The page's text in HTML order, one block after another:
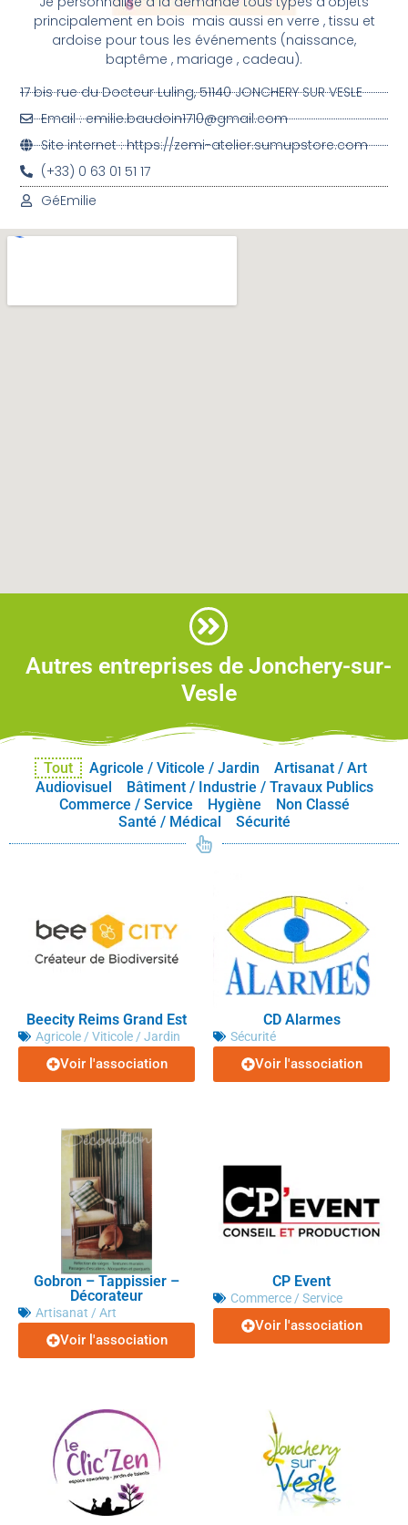
principalement en bois mais aussi en verre , tissu et
ardoise pour tous les événements (naissance,
baptême , mariage , cadeau).
17 bis rue du Docteur Luling, 51140 JONCHERY SUR VESLE
Email : emilie.baudoin1710@gmail.com
Site internet : https://zemi-atelier.sumupstore.com
(+33) 0 63 01 51 17
GéEmilie
Autres entreprises de Jonchery-sur-
Vesle
Agricole / Viticole / Jardin
Artisanat / Art
Audiovisuel
Bâtiment / Industrie / Travaux Publics
Commerce / Service
Hygiène
Non Classé
Santé / Médical
Sécurité
Tout
Beecity Reims Grand Est
Agricole / Viticole / Jardin
Voir l'association
CD Alarmes
Sécurité
Voir l'association
Gobron – Tappissier –
Décorateur
Artisanat / Art
Voir l'association
CP Event
Commerce / Service
Voir l'association